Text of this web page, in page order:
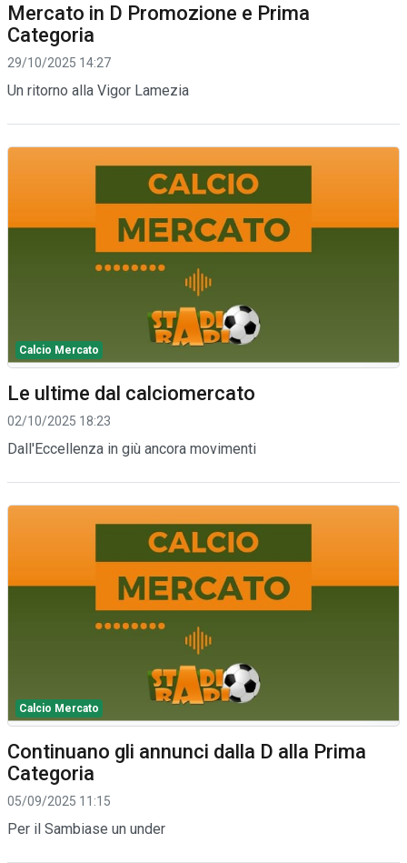
Mercato in D Promozione e Prima
Categoria
29/10/2025 14:27
Un ritorno alla Vigor Lamezia
Calcio Mercato
Le ultime dal calciomercato
02/10/2025 18:23
Dall'Eccellenza in giù ancora movimenti
Calcio Mercato
Continuano gli annunci dalla D alla Prima
Categoria
05/09/2025 11:15
Per il Sambiase un under